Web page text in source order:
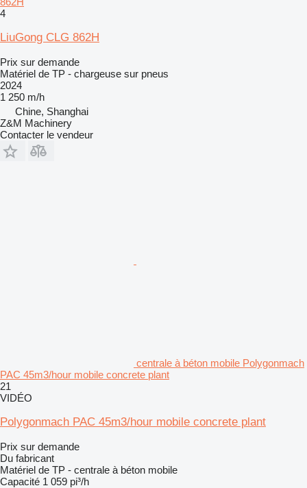
4
LiuGong CLG 862H
Prix sur demande
Matériel de TP - chargeuse sur pneus
2024
1 250 m/h
Chine, Shanghai
Z&M Machinery
Contacter le vendeur
centrale à béton mobile Polygonmach
PAC 45m3/hour mobile concrete plant
21
VIDÉO
Polygonmach PAC 45m3/hour mobile concrete plant
Prix sur demande
Du fabricant
Matériel de TP - centrale à béton mobile
Capacité 1 059 pi³/h